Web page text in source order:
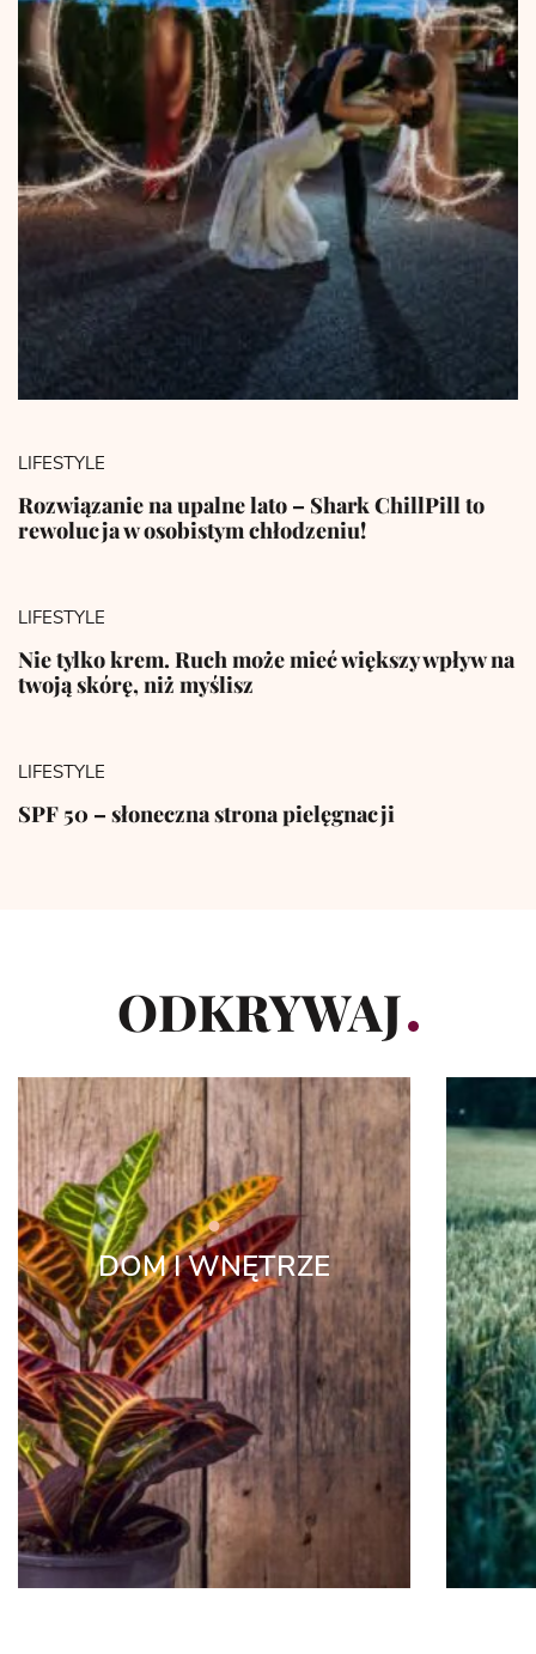
LIFESTYLE
Rozwiązanie na upalne lato – Shark ChillPill to
rewolucja w osobistym chłodzeniu!
LIFESTYLE
Nie tylko krem. Ruch może mieć większy wpływ na
twoją skórę, niż myślisz
LIFESTYLE
SPF 50 – słoneczna strona pielęgnacji
ODKRYWAJ
DOM I WNĘTRZE